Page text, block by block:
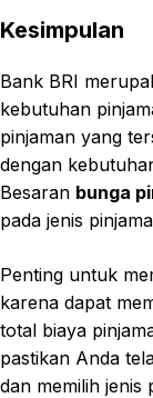
Kesimpulan
Bank BRI
kebutuhan
pinjaman yang
dengan
Besaran bunga
pada jenis
Penting untuk
karena dapat
total biaya
pastikan Anda
dan memilih jenis